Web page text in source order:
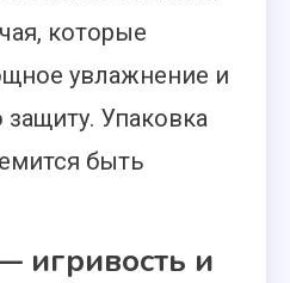
которые
увлажнение и
Упаковка
быть
игривость и